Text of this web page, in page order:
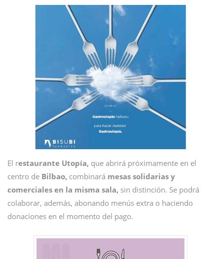
El restaurante Utopía, que abrirá próximamente en el
centro de Bilbao, combinará mesas solidarias y
comerciales en la misma sala, sin distinción. Se podrá
colaborar, además, abonando menús extra o haciendo
donaciones en el momento del pago.